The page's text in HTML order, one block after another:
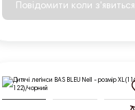
Повідомити коли з'явиться